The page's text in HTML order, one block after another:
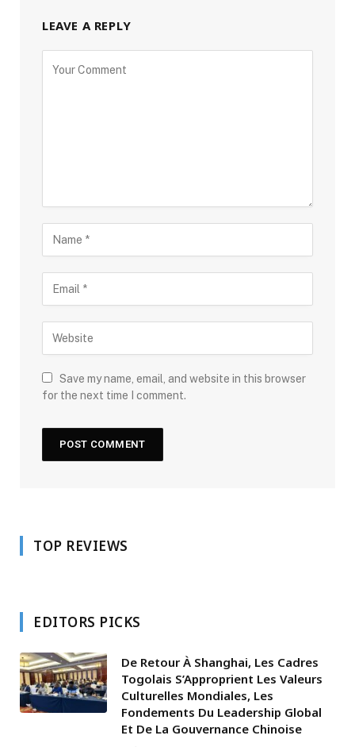
LEAVE A REPLY
Save my name, email, and website in this browser
for the next time I comment.
TOP REVIEWS
EDITORS PICKS
De Retour À Shanghai, Les Cadres
Togolais S’Approprient Les Valeurs
Culturelles Mondiales, Les
Fondements Du Leadership Global
Et De La Gouvernance Chinoise